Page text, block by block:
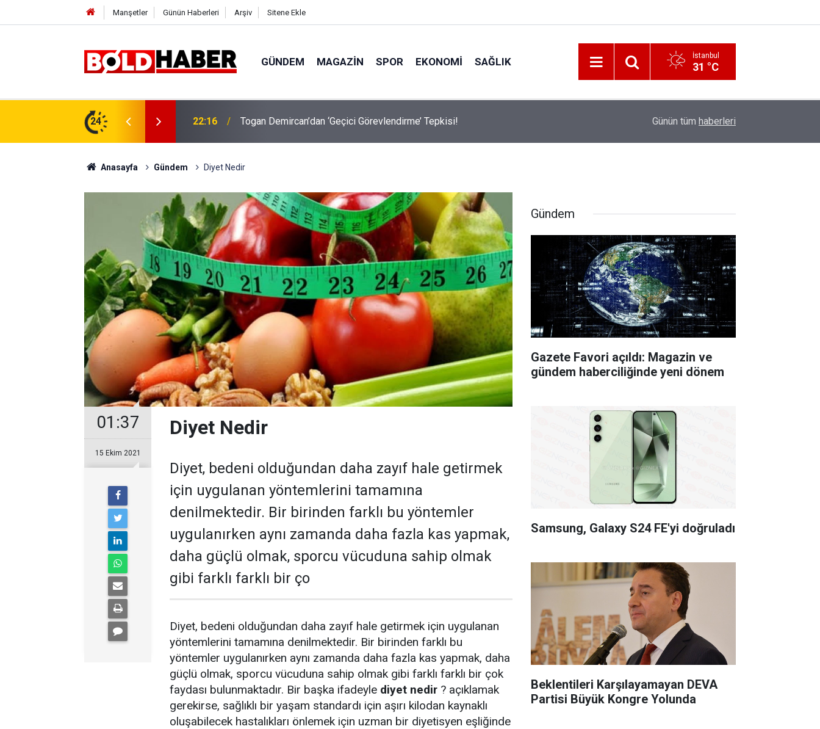
Manşetler Günün Haberleri Arşiv Sitene Ekle
GÜNDEM MAGAZIN SPOR EKONOMI SAĞLIK İstanbul
31 °C
24 19:32 Sıcak Havalarda Ödem Şikayetini Hafife Almayın! İzmir 112’de Kan Donduran İddialar!
Günün tüm haberleri
Anasayfa Gündem Diyet Nedir
01:37
15 Ekim 2021
Diyet Nedir
Diyet, bedeni olduğundan daha zayıf hale getirmek
için uygulanan yöntemlerini tamamına
denilmektedir. Bir birinden farklı bu yöntemler
uygulanırken aynı zamanda daha fazla kas yapmak,
daha güçlü olmak, sporcu vücuduna sahip olmak
gibi farklı farklı bir ço
Diyet, bedeni olduğundan daha zayıf hale getirmek için uygulanan
yöntemlerini tamamına denilmektedir. Bir birinden farklı bu
yöntemler uygulanırken aynı zamanda daha fazla kas yapmak, daha
güçlü olmak, sporcu vücuduna sahip olmak gibi farklı farklı bir çok
faydası bulunmaktadır. Bir başka ifadeyle diyet nedir ? açıklamak
gerekirse, sağlıklı bir yaşam standardı için aşırı kilodan kaynaklı
oluşabilecek hastalıkları önlemek için uzman bir diyetisyen eşliğinde
Gündem
Gazete Favori açıldı: Magazin ve
gündem haberciliğinde yeni dönem
Samsung, Galaxy S24 FE'yi doğruladı
Beklentileri Karşılayamayan DEVA
Partisi Büyük Kongre Yolunda